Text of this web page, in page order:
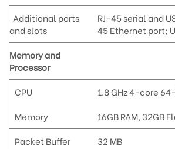
Additional ports
and slots
RJ-45 serial and
45 Ethernet port;
Memory and
Processor
CPU
1.8 GHz 4-core
Memory
16GB RAM, 32GB
Packet Buffer
32 MB